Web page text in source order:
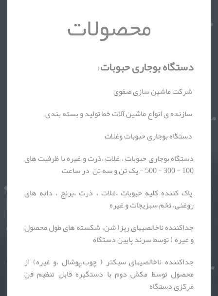
محصولات
دستگاه بوجاری حبوبات:
شرکت ماشین سازی صفوی
سازنده ی انواع ماشین آلات خط تولید و بسته بندی
دستگاه بوجاری حبوبات وغلات
دستگاه بوجاری حبوبات ، غلات ،ذرت و غیره با ظرفیت های
100 - 300 - 500 - یک تن و سه تن در ساعت
پاک کننده کلیه حبوبات ،غلات ، ذرت ،برنج ، دانه های
روغنی، تخم سبزیجات و غیره
جداکننده ناخالصیهای ریز( شن، شکسته های طول محصول
و غیره ) توسط سرند پایین دستگاه
جداکننده ناخالصیهای سبکتر ( چوب،پوشال ،و غیره) از
محصول توسط مکش دوم با دستگیره قابل تنظیم فن
مرکزی دستگاه